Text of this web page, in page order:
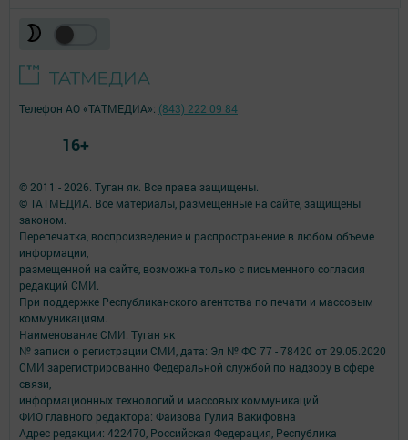
© 2011 - 2026. Туган як. Все права защищены.
© ТАТМЕДИА. Все материалы, размещенные на сайте, защищены
законом.
Перепечатка, воспроизведение и распространение в любом объеме
информации,
размещенной на сайте, возможна только с письменного согласия
редакций СМИ.
При поддержке Республиканского агентства по печати и массовым
коммуникациям.
Наименование СМИ: Туган як
№ записи о регистрации СМИ, дата: Эл № ФС 77 - 78420 от 29.05.2020
СМИ зарегистрированно Федеральной службой по надзору в сфере
связи,
информационных технологий и массовых коммуникаций
ФИО главного редактора: Фаизова Гулия Вакифовна
Адрес редакции: 422470, Российская Федерация, Республика
Телефон АО «ТАТМЕДИА»: (843) 222 09 84
16+